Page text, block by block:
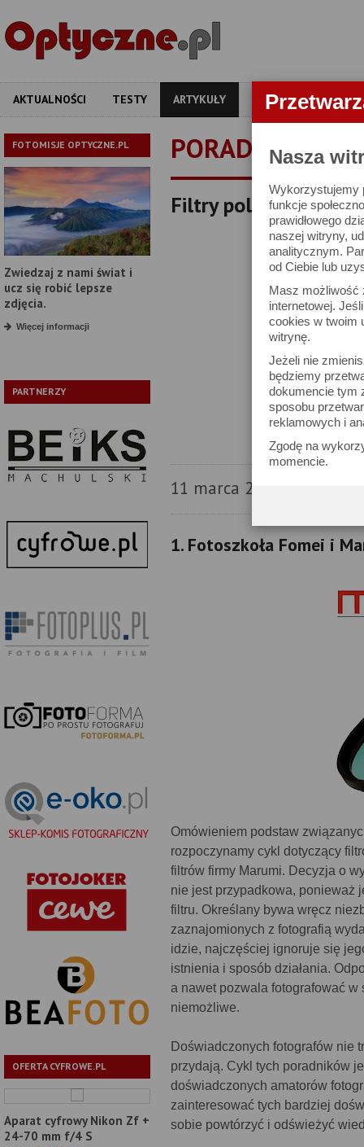
Nasza
Wykorzystujemy
funkcje
prawidłowego
naszej witryny,
analitycznym.
od Ciebie lub
Masz możliwość
internetowej.
cookies w twoim
witrynę.
Jeżeli nie
będziemy
dokumencie tym
sposobu
reklamowych i
Zgodę na
momencie.
AKTUALNOŚCI TESTY ARTYKUŁY APARATY
FOTOMISJE OPTYCZNE.PL
Zwiedzaj z nami świat i
ucz się robić lepsze
zdjęcia.
Więcej informacji
PARTNERZY
OFERTA CYFROWE.PL
Aparat cyfrowy Nikon Zf +
24-70 mm f/4 S
PORADNIKI
Filtry polaryzacyjne
11 marca 2010
1. Fotoszkoła Fomei i
Omówieniem podstaw
rozpoczynamy cykl dotyczący
filtrów firmy Marumi. Decyzja o
nie jest przypadkowa, ponieważ
filtru. Określany bywa wręcz
zaznajomionych z fotografią
idzie, najczęściej ignoruje się
istnienia i sposób działania.
a nawet pozwala fotografować w
niemożliwe.
Doświadczonych fotografów nie
przydają. Cykl tych poradników
doświadczonych amatorów
zainteresować tych bardziej
sobie powtórzyć i odświeżyć